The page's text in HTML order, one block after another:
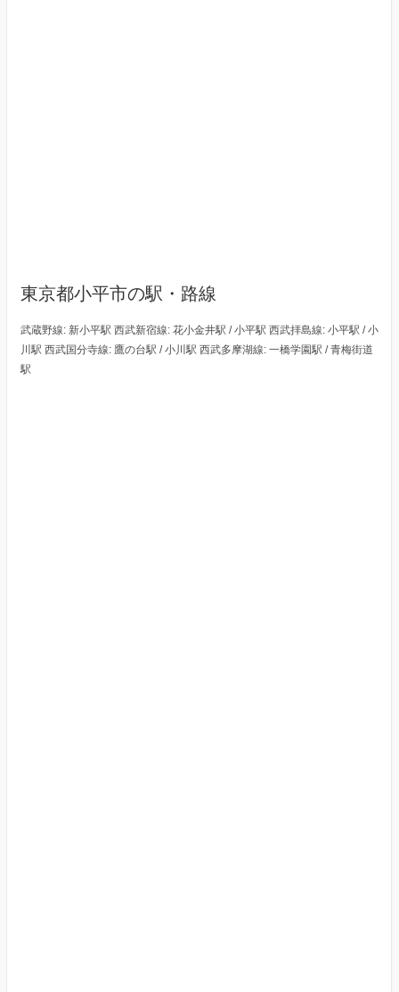
東京都小平市の駅・路線
武蔵野線: 新小平駅 西武新宿線: 花小金井駅 / 小平駅 西武拝島線: 小平駅 / 小
川駅 西武国分寺線: 鷹の台駅 / 小川駅 西武多摩湖線: 一橋学園駅 / 青梅街道
駅